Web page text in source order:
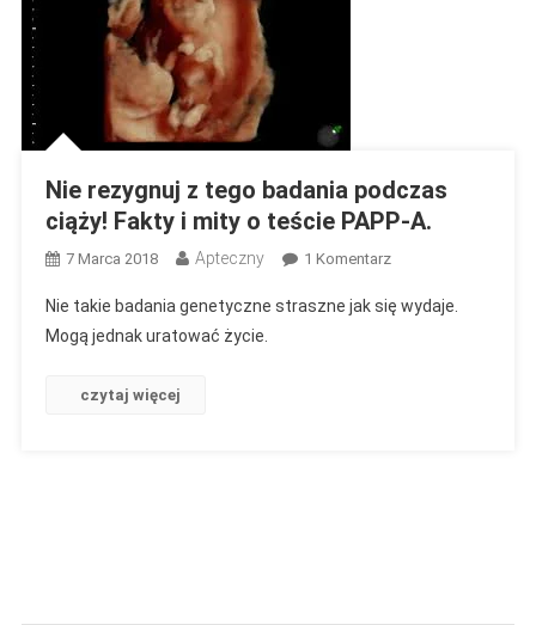
Nie rezygnuj z tego badania podczas
ciąży! Fakty i mity o teście PAPP-A.
7 Marca 2018 Apteczny 1 KomentarzDo
Rezygnuj
Nie takie badania genetyczne straszne jak się wydaje.
Mogą jednak uratować życie.
czytaj więcej